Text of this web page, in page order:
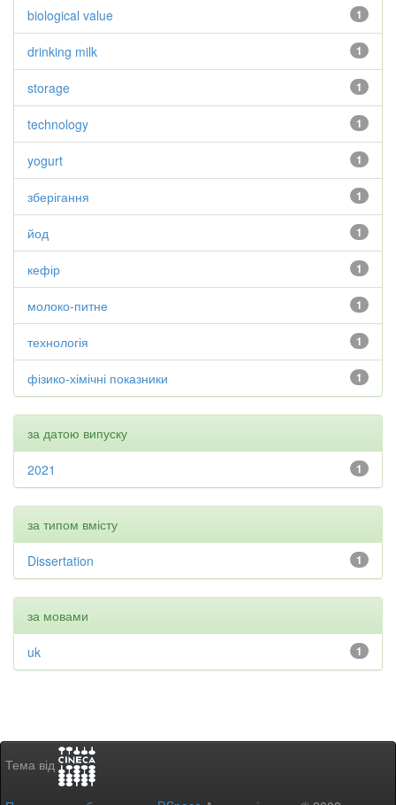
1
biological value
1
drinking milk
1
storage
1
technology
1
yogurt
1
зберігання
1
йод
1
кефір
1
молоко-питне
1
технологія
1
фізико-хімічні показники
за датою випуску
1
2021
за типом вмісту
1
Dissertation
за мовами
1
uk
Тема від